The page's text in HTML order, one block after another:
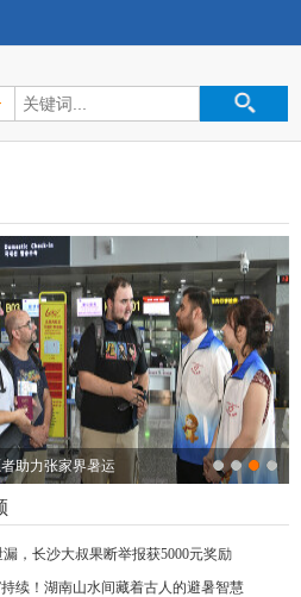
助力张家界暑运
，长沙大叔果断举报获5000元奖励
持续！湖南山水间藏着古人的避暑智慧